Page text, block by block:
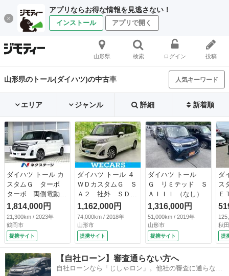
アプリならお得な情報を見逃さない！
インストール アプリで開く
山形県 検索 ログイン 投稿
山形県のトール(ダイハツ)の中古車 人気キーワード
エリア ジャンル 詳細 新着順
ダイハツ トール カ
スタムＧ ターボ
ターボ 両側電動ド
ア 純正ＳＤナビ
全周囲カメラ レー
ダークルーズ 禁煙
車 ドラレコ コー
ナーセンサー ＬＥ
Ｄヘッド ビルトイ
ンＥＴＣ 純正１５
インチアルミ オー
1,814,000円
21,300km / 2023年
鶴岡市
提携サイト
ダイハツ トール ４
ＷＤカスタムＧ Ｓ
Ａ２ 社外 ＳＤナ
ビ／衝突安全装置／
両側電動スライドド
ア／車線逸脱防止支
援システム／ヘッド
ランプ ＬＥＤ／Ｂ
ｌｕｅｔｏｏｔｈ接
続／ＥＢＤ付ＡＢＳ
／横滑り防止装置／
1,162,000円
74,000km / 2018年
山形市
提携サイト
ダイハツ トール
Ｇ リミテッド Ｓ
ＡＩＩＩ （なし）
1,316,000円
51,000km / 2019年
山形市
提携サイト
ダ
ス
Ｅ
Ｖ
ド
ー
ア
Ｅ
ン
秋
提
【自社ローン】審査通らない方へ
自社ローンなら「じしゃロン」。他社の審査に通らなか